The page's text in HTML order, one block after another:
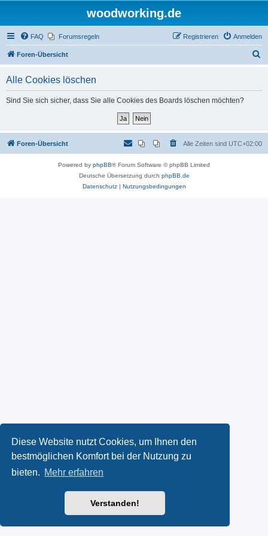
Diese Website nutzt Cookies, um Ihnen den
bestmöglichen Komfort bei der Nutzung zu
bieten. Mehr erfahren
Verstanden!
woodworking.de
FAQ Forumsregeln Anmelden
Registrieren
Foren-Übersicht
Alle Cookies löschen
Sind Sie sich sicher, dass Sie alle Cookies des Boards löschen möchten?
Foren-Übersicht Alle Zeiten sind UTC+02:00
Powered by phpBB® Forum Software © phpBB Limited
Deutsche Übersetzung durch phpBB.de
Datenschutz| Nutzungsbedingungen